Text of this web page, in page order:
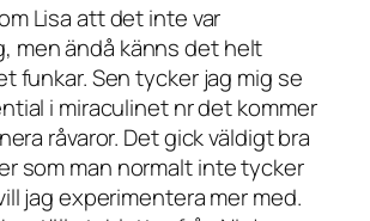
Lisa att det inte var
men ändå känns det helt
funkar. Sen tycker jag mig se
i miraculinet nr det kommer
råvaror. Det gick väldigt bra
som man normalt inte tycker
jag experimentera mer med.